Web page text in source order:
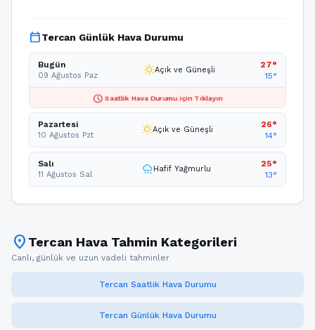
calendar_todayTercan Günlük Hava Durumu
Bugün
09 Ağustos Paz wb_sunnyAçık ve Güneşli
27°
15°
schedule Saatlik Hava Durumu için Tıklayın
Pazartesi
10 Ağustos Pzt wb_sunnyAçık ve Güneşli
26°
14°
Salı
11 Ağustos Sal rainyHafif Yağmurlu
25°
13°
location_on Tercan Hava Tahmin Kategorileri
Canlı, günlük ve uzun vadeli tahminler
Tercan Saatlik Hava Durumu
Tercan Günlük Hava Durumu